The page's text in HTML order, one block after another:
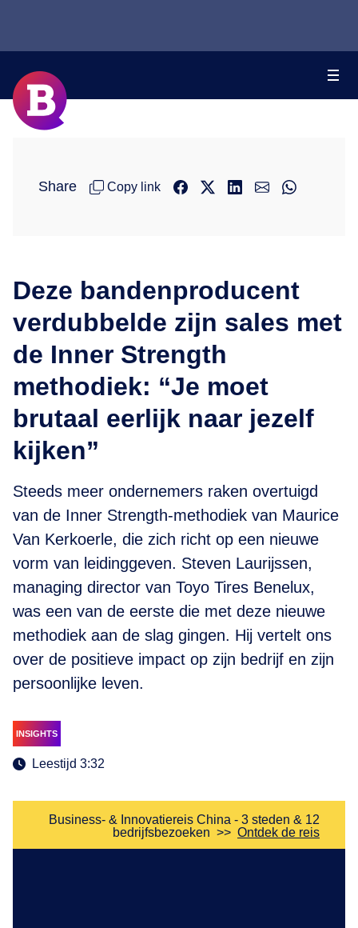
Share Copy link
Deze bandenproducent
verdubbelde zijn sales met
de Inner Strength
methodiek: “Je moet
brutaal eerlijk naar jezelf
kijken”
Steeds meer ondernemers raken overtuigd
van de Inner Strength-methodiek van Maurice
Van Kerkoerle, die zich richt op een nieuwe
vorm van leidinggeven. Steven Laurijssen,
managing director van Toyo Tires Benelux,
was een van de eerste die met deze nieuwe
methodiek aan de slag gingen. Hij vertelt ons
over de positieve impact op zijn bedrijf en zijn
persoonlijke leven.
INSIGHTS
Leestijd 3:32
Business- & Innovatiereis China - 3 steden & 12
bedrijfsbezoeken >> Ontdek de reis